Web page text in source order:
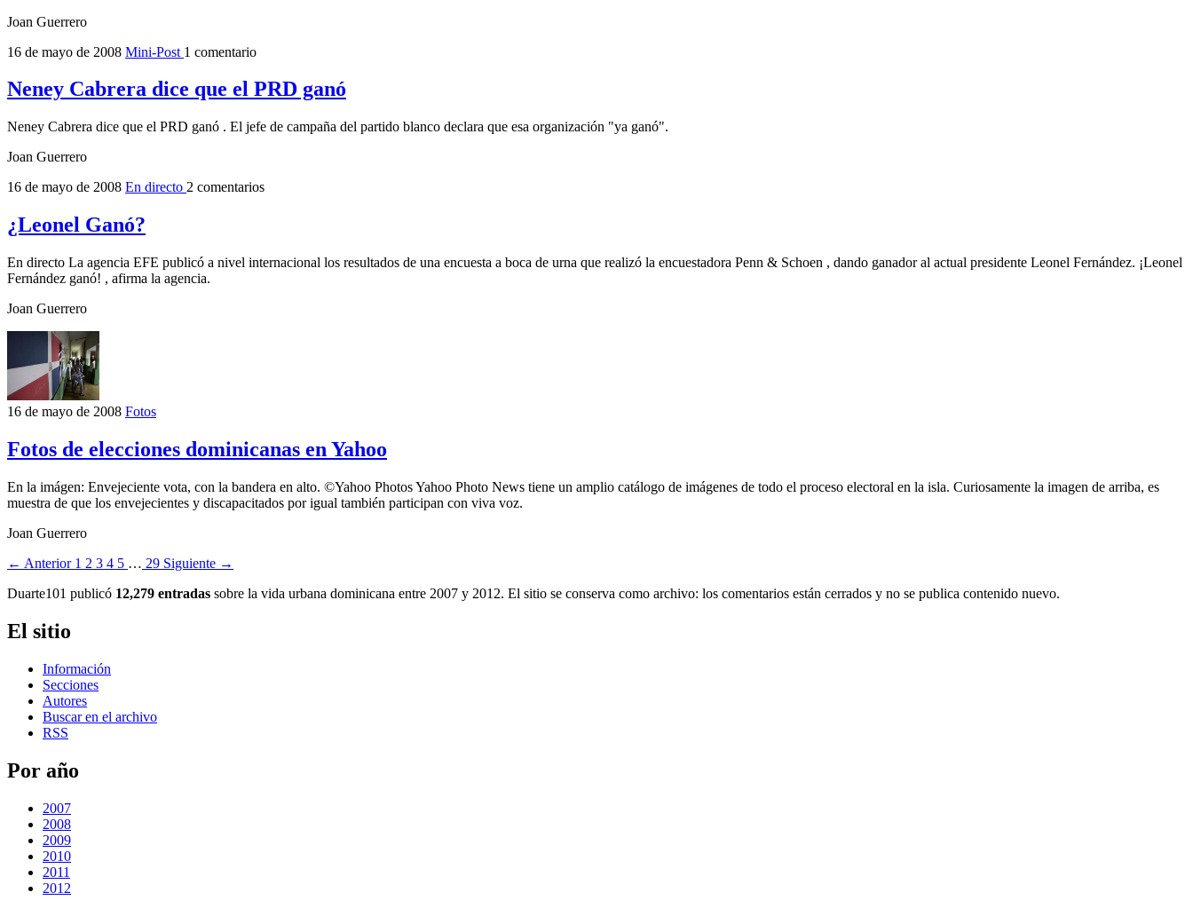
Joan Guerrero
16 de mayo de 2008 Mini-Post 1 comentario
Neney Cabrera dice que el PRD ganó
Neney Cabrera dice que el PRD ganó . El jefe de campaña del partido blanco declara que esa organización "ya ganó".
Joan Guerrero
16 de mayo de 2008 En directo 2 comentarios
¿Leonel Ganó?
En directo La agencia EFE publicó a nivel internacional los resultados de una encuesta a boca de urna que realizó la encuestadora Penn & Schoen , dando ganador al actual presidente Leonel Fernández. ¡Leonel
Fernández ganó! , afirma la agencia.
Joan Guerrero
16 de mayo de 2008 Fotos
Fotos de elecciones dominicanas en Yahoo
En la imágen: Envejeciente vota, con la bandera en alto. ©Yahoo Photos Yahoo Photo News tiene un amplio catálogo de imágenes de todo el proceso electoral en la isla. Curiosamente la imagen de arriba, es
muestra de que los envejecientes y discapacitados por igual también participan con viva voz.
Joan Guerrero
← Anterior 1 2 3 4 5 … 29 Siguiente →
Duarte101 publicó 12,279 entradas sobre la vida urbana dominicana entre 2007 y 2012. El sitio se conserva como archivo: los comentarios están cerrados y no se publica contenido nuevo.
El sitio
Información
Secciones
Autores
Buscar en el archivo
RSS
Por año
2007
2008
2009
2010
2011
2012